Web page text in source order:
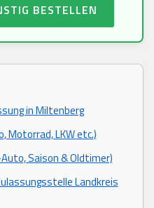
BESTELLEN
in Miltenberg
Motorrad, LKW etc.)
Saison & Oldtimer)
Landkreis